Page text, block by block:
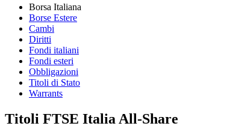
Borsa Italiana
Borse Estere
Cambi
Diritti
Fondi italiani
Fondi esteri
Obbligazioni
Titoli di Stato
Warrants
Titoli FTSE Italia All-Share